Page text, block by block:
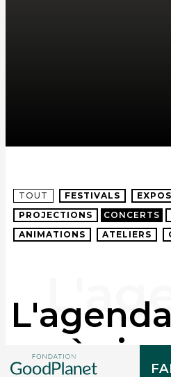
TOUT FESTIVALS
PROJECTIONS
CONCERTS
ANIMATIONS
ATELIERS
après